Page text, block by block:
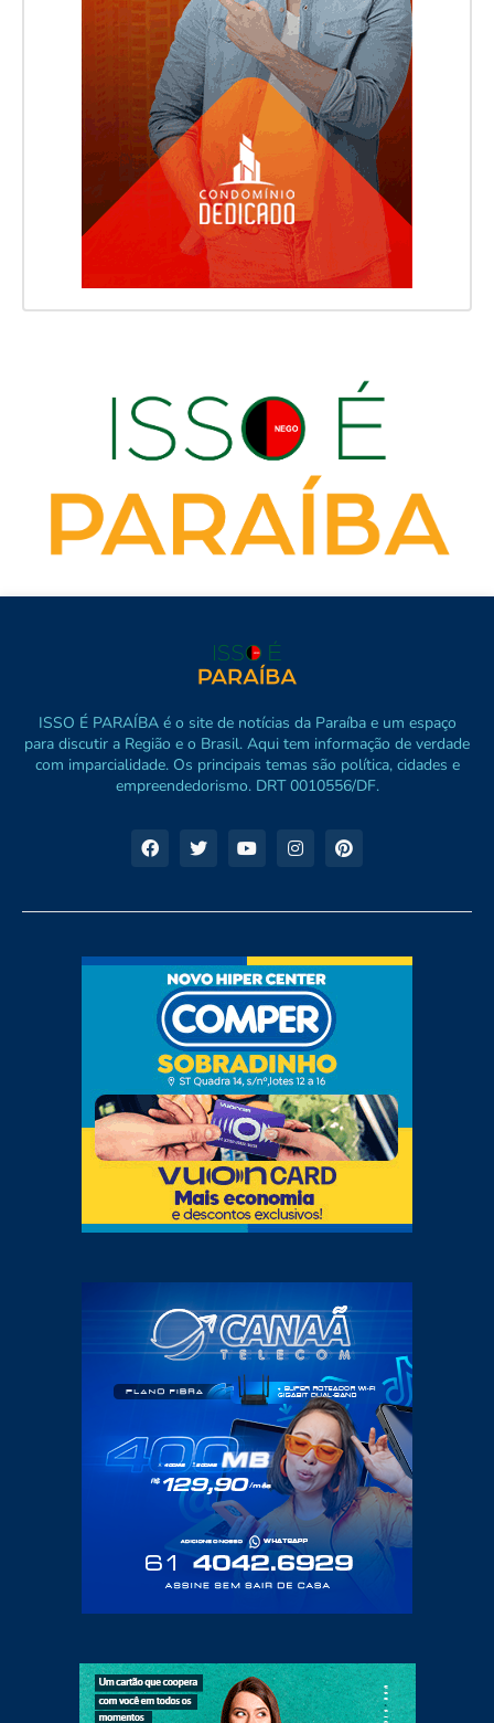
ISSO É PARAÍBA é o site de notícias da Paraíba e um espaço
para discutir a Região e o Brasil. Aqui tem informação de verdade
com imparcialidade. Os principais temas são política, cidades e
empreendedorismo. DRT 0010556/DF.